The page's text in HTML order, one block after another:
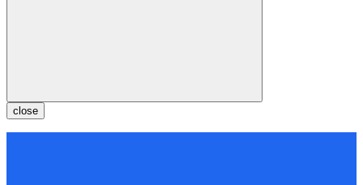
close